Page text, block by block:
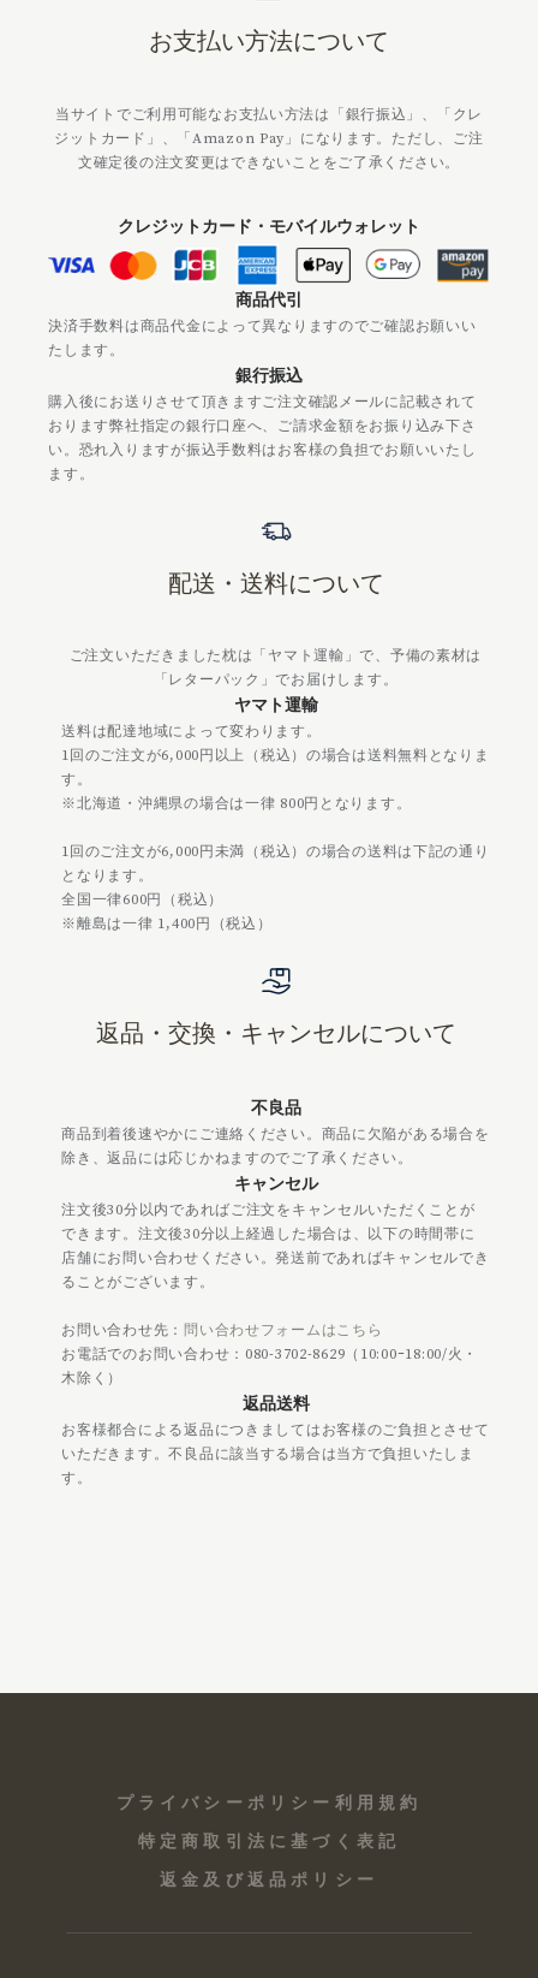
お支払い方法について
当サイトでご利用可能なお支払い方法は「銀行振込」、「クレ
ジットカード」、「Amazon Pay」になります。ただし、ご注
文確定後の注文変更はできないことをご了承ください。
クレジットカード・モバイルウォレット
商品代引
決済手数料は商品代金によって異なりますのでご確認お願いい
たします。
銀行振込
購入後にお送りさせて頂きますご注文確認メールに記載されて
おります弊社指定の銀行口座へ、ご請求金額をお振り込み下さ
い。恐れ入りますが振込手数料はお客様の負担でお願いいたし
ます。
配送・送料について
ご注文いただきました枕は「ヤマト運輸」で、予備の素材は
「レターパック」でお届けします。
ヤマト運輸
送料は配達地域によって変わります。
1回のご注文が6,000円以上（税込）の場合は送料無料となりま
す。
※北海道・沖縄県の場合は一律 800円となります。
1回のご注文が6,000円未満（税込）の場合の送料は下記の通り
となります。
全国一律600円（税込）
※離島は一律 1,400円（税込）
返品・交換・キャンセルについて
不良品
商品到着後速やかにご連絡ください。商品に欠陥がある場合を
除き、返品には応じかねますのでご了承ください。
キャンセル
注文後30分以内であればご注文をキャンセルいただくことが
できます。注文後30分以上経過した場合は、以下の時間帯に
店舗にお問い合わせください。発送前であればキャンセルでき
ることがございます。
お問い合わせ先： 問い合わせフォームはこちら
お電話でのお問い合わせ：080-3702-8629（10:00ｰ18:00/火・
木除く）
返品送料
お客様都合による返品につきましてはお客様のご負担とさせて
いただきます。不良品に該当する場合は当方で負担いたしま
す。
プライバシーポリシー 利用規約
特定商取引法に基づく表記
返金及び返品ポリシー